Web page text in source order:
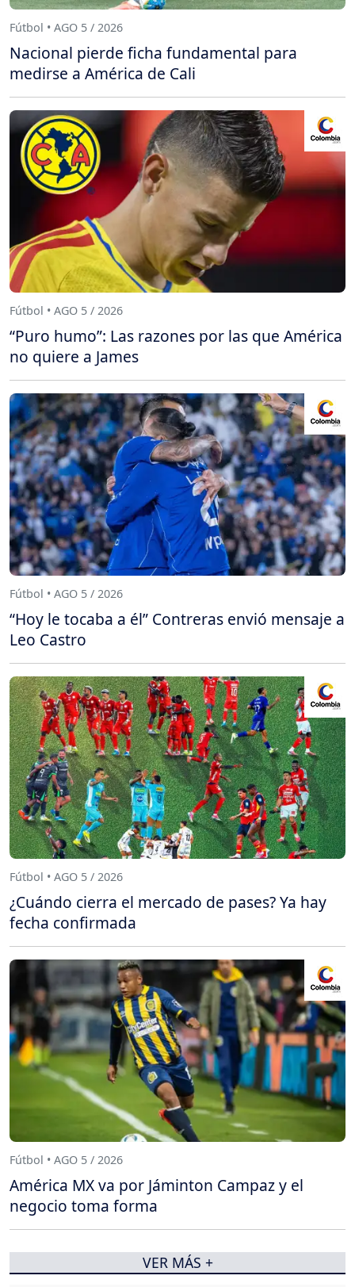
Fútbol • AGO 5 / 2026
Nacional pierde ficha fundamental para
medirse a América de Cali
Fútbol • AGO 5 / 2026
“Puro humo”: Las razones por las que América
no quiere a James
Fútbol • AGO 5 / 2026
“Hoy le tocaba a él” Contreras envió mensaje a
Leo Castro
Fútbol • AGO 5 / 2026
¿Cuándo cierra el mercado de pases? Ya hay
fecha confirmada
Fútbol • AGO 5 / 2026
América MX va por Jáminton Campaz y el
negocio toma forma
VER MÁS +